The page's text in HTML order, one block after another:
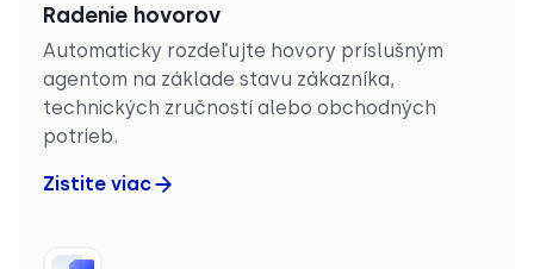
Radenie hovorov
Automaticky rozdeľujte hovory príslušným
agentom na základe stavu zákazníka,
technických zručností alebo obchodných
potrieb.
Zistite viac